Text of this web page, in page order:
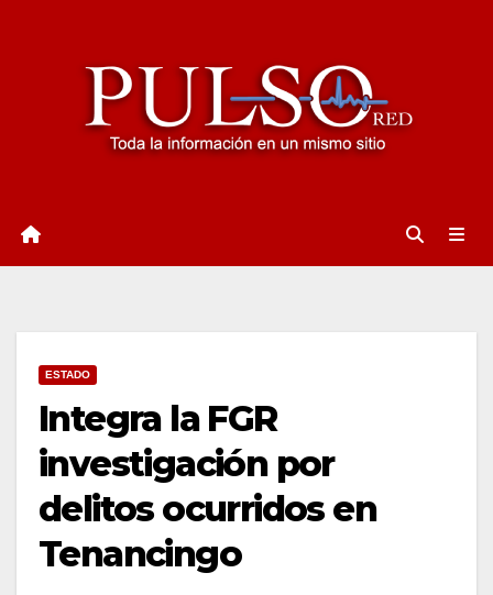
ESTADO
Integra la FGR
investigación por
delitos ocurridos en
Tenancingo